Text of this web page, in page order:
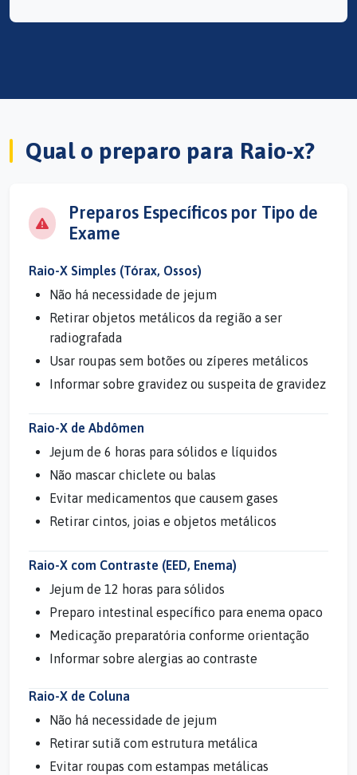
Qual o preparo para Raio-x?
Preparos Específicos por Tipo de
Exame
Raio-X Simples (Tórax, Ossos)
Não há necessidade de jejum
Retirar objetos metálicos da região a ser
radiografada
Usar roupas sem botões ou zíperes metálicos
Informar sobre gravidez ou suspeita de gravidez
Raio-X de Abdômen
Jejum de 6 horas para sólidos e líquidos
Não mascar chiclete ou balas
Evitar medicamentos que causem gases
Retirar cintos, joias e objetos metálicos
Raio-X com Contraste (EED, Enema)
Jejum de 12 horas para sólidos
Preparo intestinal específico para enema opaco
Medicação preparatória conforme orientação
Informar sobre alergias ao contraste
Raio-X de Coluna
Não há necessidade de jejum
Retirar sutiã com estrutura metálica
Evitar roupas com estampas metálicas